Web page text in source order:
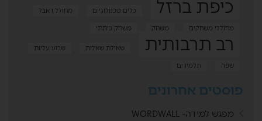
כיפת ברזל כלים טכנולוגיים
מחולל דאבל
מחוללי משחקים
משחק משחק כיתתי
רב תרבותית שאילת שאלות
שבוע עליות
שפה
תלמידים
פוסטים אחרונים
מפגש למידה- WORDWALL